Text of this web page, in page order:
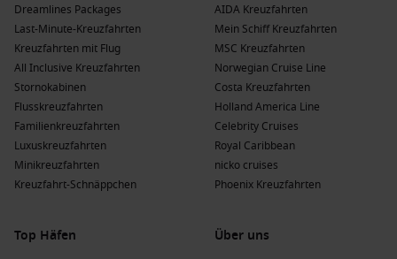
Dreamlines Packages
Last-Minute-Kreuzfahrten
Kreuzfahrten mit Flug
All Inclusive Kreuzfahrten
Stornokabinen
Flusskreuzfahrten
Familienkreuzfahrten
Luxuskreuzfahrten
Minikreuzfahrten
Kreuzfahrt-Schnäppchen
AIDA Kreuzfahrten
Mein Schiff Kreuzfahrten
MSC Kreuzfahrten
Norwegian Cruise Line
Costa Kreuzfahrten
Holland America Line
Celebrity Cruises
Royal Caribbean
nicko cruises
Phoenix Kreuzfahrten
Top Häfen
Über uns